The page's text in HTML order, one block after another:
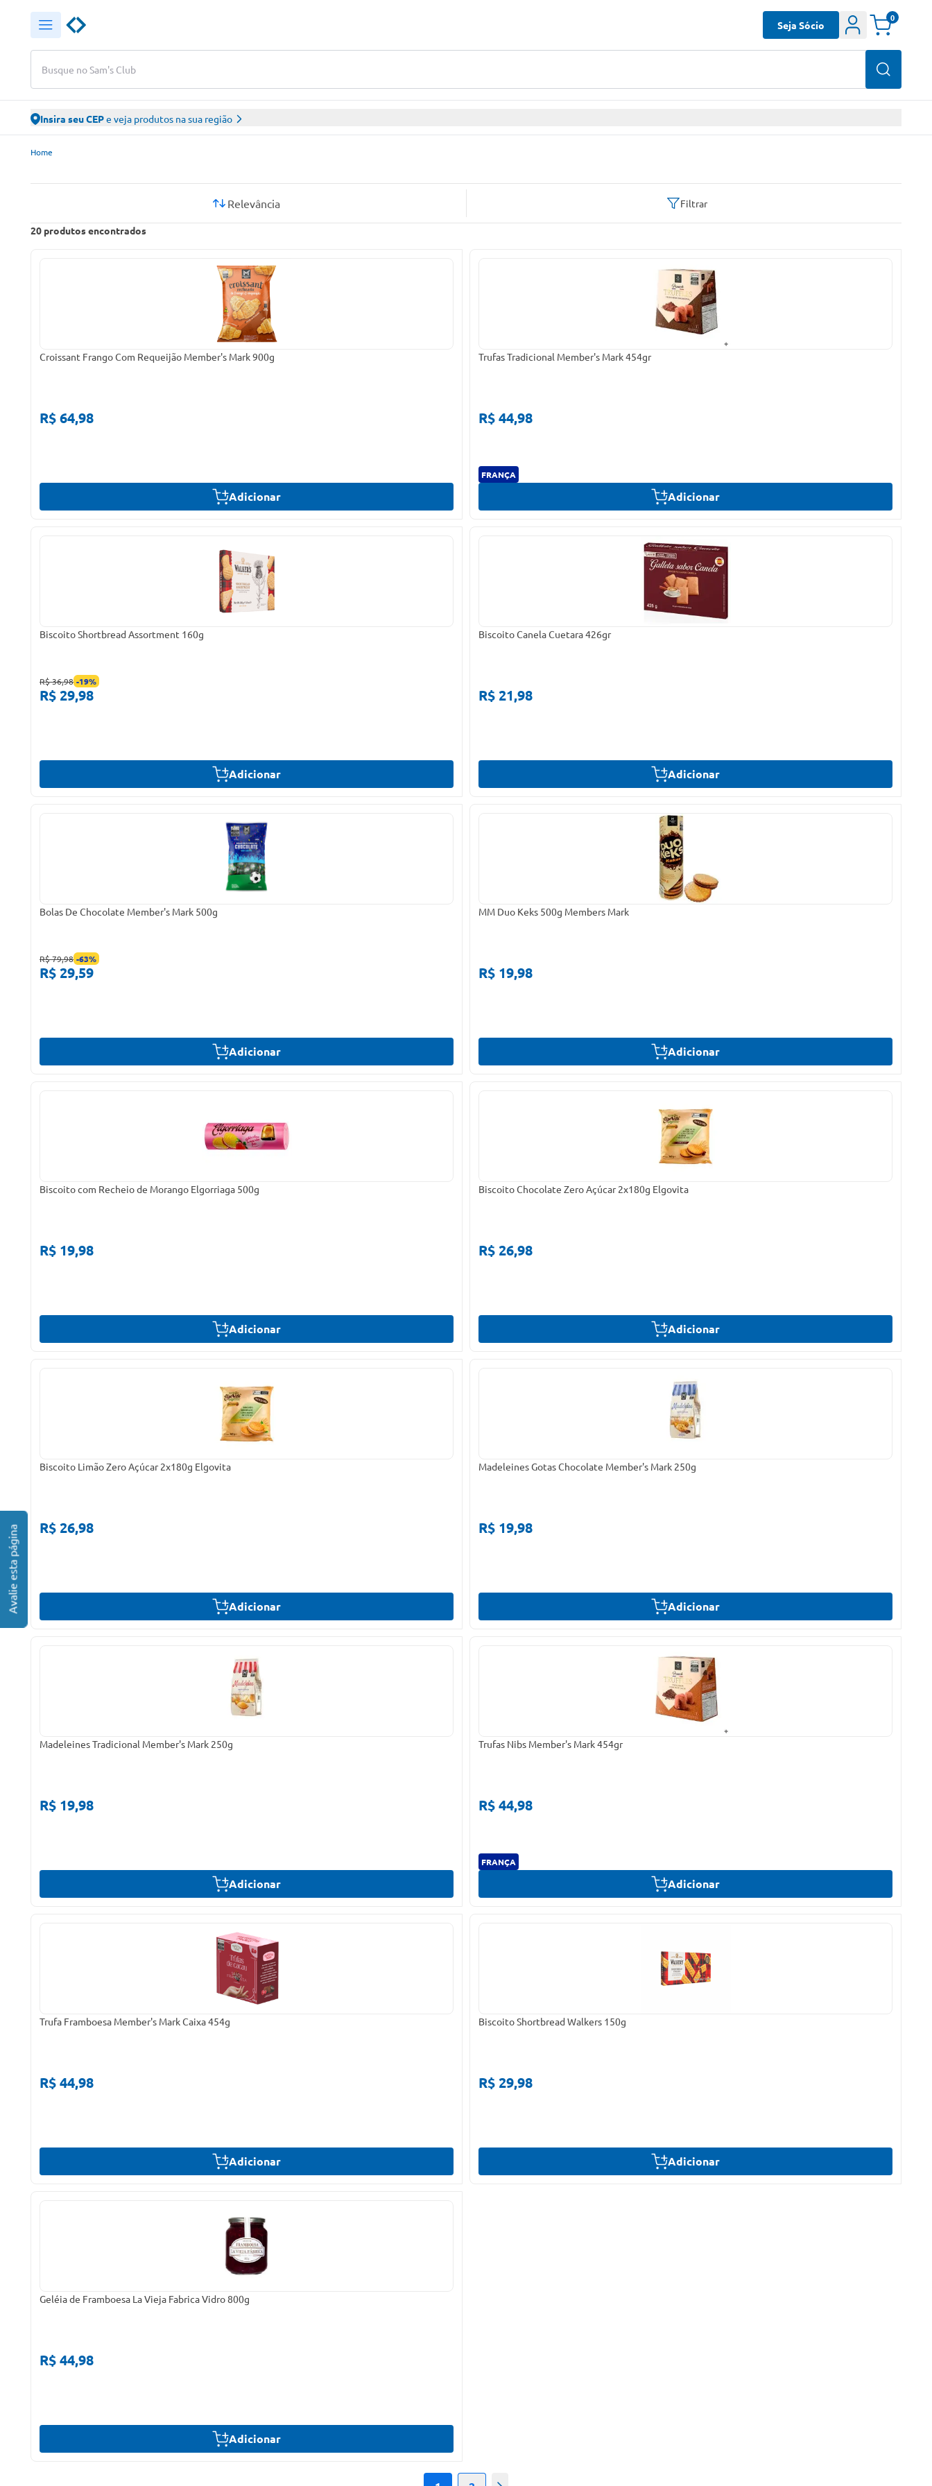
Busque no Sam's Club
Seja Sócio
0
Insira seu CEPe veja produtos na sua região
Sam’s Club – Faça suas compras online
Home
20 produtos encontrados
Relevância Filtrar
Croissant Frango Com Requeijão Member's Mark 900g
R$ 64,98
Adicionar
Trufas Tradicional Member's Mark 454gr
R$ 44,98
FRANÇA
Adicionar
Biscoito Shortbread Assortment 160g
R$ 36,98 -19%
R$ 29,98
Adicionar
Biscoito Canela Cuetara 426gr
R$ 21,98
Adicionar
Bolas De Chocolate Member's Mark 500g
R$ 79,98 -63%
R$ 29,59
Adicionar
MM Duo Keks 500g Members Mark
R$ 19,98
Adicionar
Biscoito com Recheio de Morango Elgorriaga 500g
R$ 19,98
Adicionar
Biscoito Chocolate Zero Açúcar 2x180g Elgovita
R$ 26,98
Adicionar
Biscoito Limão Zero Açúcar 2x180g Elgovita
R$ 26,98
Adicionar
Madeleines Gotas Chocolate Member's Mark 250g
R$ 19,98
Adicionar
Madeleines Tradicional Member's Mark 250g
R$ 19,98
Adicionar
Trufas Nibs Member's Mark 454gr
R$ 44,98
FRANÇA
Adicionar
Trufa Framboesa Member's Mark Caixa 454g
R$ 44,98
Adicionar
Biscoito Shortbread Walkers 150g
R$ 29,98
Adicionar
Geléia de Framboesa La Vieja Fabrica Vidro 800g
R$ 44,98
Adicionar